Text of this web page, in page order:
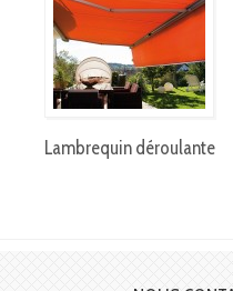
Lambrequin déroulante